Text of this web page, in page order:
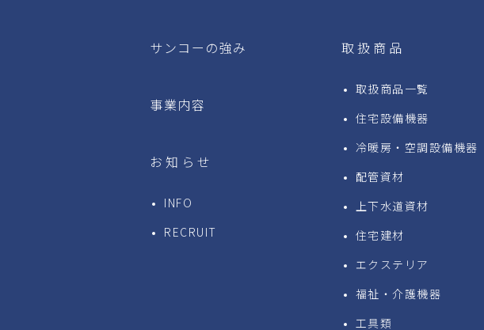
サンコーの強み
事業内容
お知らせ
INFO
RECRUIT
取扱商品
取扱商品一覧
住宅設備機器
冷暖房・空調設備機器
配管資材
上下水道資材
住宅建材
エクステリア
福祉・介護機器
工具類